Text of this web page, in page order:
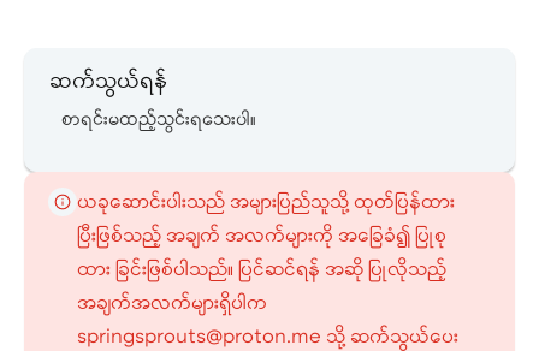
ဆက်သွယ်ရန်
စာရင်းမထည့်သွင်းရသေးပါ။
ယခုဆောင်းပါးသည် အများပြည်သူသို့ ထုတ်ပြန်ထား
ပြီးဖြစ်သည့် အချက် အလက်များကို အခြေခံ၍ ပြုစု
ထား ခြင်းဖြစ်ပါသည်။ ပြင်ဆင်ရန် အဆို ပြုလိုသည့်
အချက်အလက်များရှိပါက
springsprouts@proton.me သို့ ဆက်သွယ်ပေး